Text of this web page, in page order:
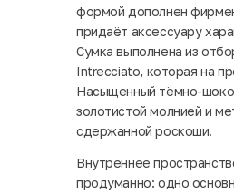
формой дополнен
придаёт аксессуару
Сумка выполнена из
Intrecciato, которая на
Насыщенный тёмно-
золотистой молнией и
сдержанной роскоши.
Внутреннее
продуманно: одно